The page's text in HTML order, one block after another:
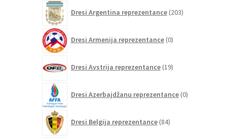
Dresi Argentina reprezentance 203izdelki
Dresi Armenija reprezentance 0izdelkov
Dresi Avstrija reprezentance 19izdelkov
Dresi Azerbajdžanu reprezentance 0izdelkov
Dresi Belgija reprezentance 84izdelkov